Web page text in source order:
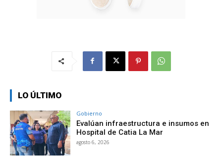
LO ÚLTIMO
Gobierno
Evalúan infraestructura e insumos en
Hospital de Catia La Mar
agosto 6, 2026